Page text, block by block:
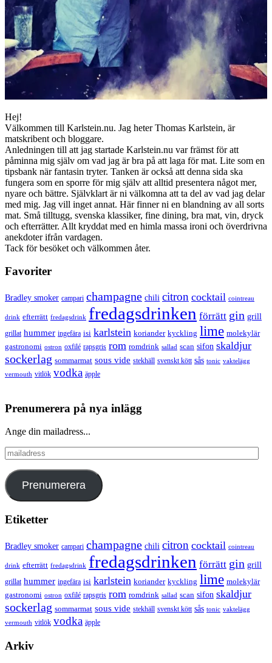
Hej!
Välkommen till Karlstein.nu. Jag heter Thomas Karlstein, är
matskribent och bloggare.
Anledningen till att jag startade Karlstein.nu var främst för att
påminna mig själv om vad jag är bra på att laga för mat. Lite som en
tipsbank när fantasin tryter. Tanken är också att denna sida ska
fungera som en sporre för mig själv att alltid presentera något mer,
nyare och bättre. Självklart är ni välkomna att ta del av vad jag delar
med mig. Jag vill inget annat. Här finner ni en blandning av all sorts
mat. Små tilltugg, svenska klassiker, fine dining, bra mat, vin, dryck
och efterrätter. Allt kryddat med en himla massa ironi och överdrivna
anekdoter ifrån vardagen.
Tack för besöket och välkommen åter.
Favoriter
Bradley smoker campari champagne chili citron cocktail cointreau
drink efterrätt fredagsdrink fredagsdrinken förrätt gin grill
grillat hummer ingefära isi karlstein koriander kyckling lime molekylär
gastronomi ostron oxfilé rapsgris rom romdrink sallad scan sifon skaldjur
sockerlag sommarmat sous vide stekhäll svenskt kött sås tonic vaktelägg
vermouth vitlök vodka äpple
Prenumerera på nya inlägg
Ange din mailadress...
mailadress
Prenumerera
Etiketter
Bradley smoker campari champagne chili citron cocktail cointreau
drink efterrätt fredagsdrink fredagsdrinken förrätt gin grill
grillat hummer ingefära isi karlstein koriander kyckling lime molekylär
gastronomi ostron oxfilé rapsgris rom romdrink sallad scan sifon skaldjur
sockerlag sommarmat sous vide stekhäll svenskt kött sås tonic vaktelägg
vermouth vitlök vodka äpple
Arkiv